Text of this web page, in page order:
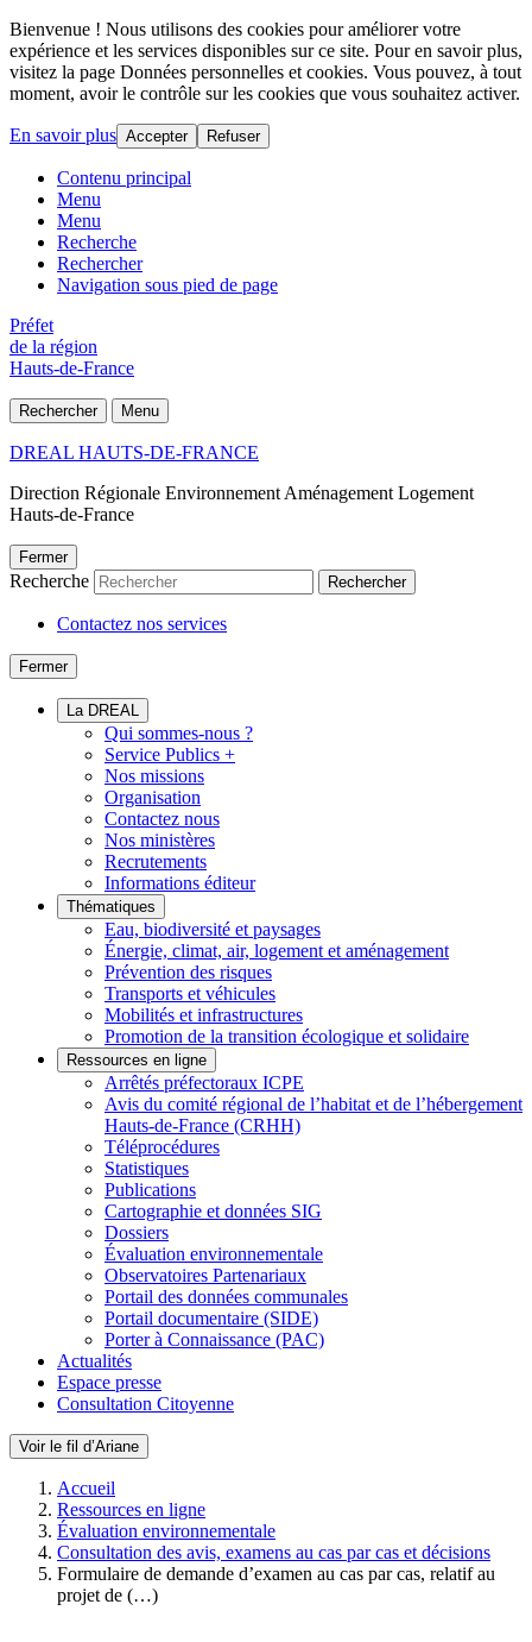
Bienvenue ! Nous utilisons des cookies pour améliorer votre
expérience et les services disponibles sur ce site. Pour en savoir plus,
visitez la page Données personnelles et cookies. Vous pouvez, à tout
moment, avoir le contrôle sur les cookies que vous souhaitez activer.
En savoir plus Accepter Refuser
Contenu principal
Menu
Menu
Recherche
Rechercher
Navigation sous pied de page
Préfet
de la région
Hauts-de-France
Rechercher Menu
DREAL HAUTS-DE-FRANCE
Direction Régionale Environnement Aménagement Logement
Hauts-de-France
Fermer
Recherche Rechercher
Contactez nos services
Fermer
La DREAL
Qui sommes-nous ?
Service Publics +
Nos missions
Organisation
Contactez nous
Nos ministères
Recrutements
Informations éditeur
Thématiques
Eau, biodiversité et paysages
Énergie, climat, air, logement et aménagement
Prévention des risques
Transports et véhicules
Mobilités et infrastructures
Promotion de la transition écologique et solidaire
Ressources en ligne
Arrêtés préfectoraux ICPE
Avis du comité régional de l’habitat et de l’hébergement
Hauts-de-France (CRHH)
Téléprocédures
Statistiques
Publications
Cartographie et données SIG
Dossiers
Évaluation environnementale
Observatoires Partenariaux
Portail des données communales
Portail documentaire (SIDE)
Porter à Connaissance (PAC)
Actualités
Espace presse
Consultation Citoyenne
Voir le fil d’Ariane
Accueil
Ressources en ligne
Évaluation environnementale
Consultation des avis, examens au cas par cas et décisions
Formulaire de demande d’examen au cas par cas, relatif au
projet de (…)